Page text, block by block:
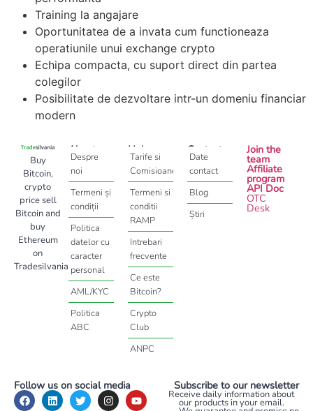
Training la angajare
Oportunitatea de a invata cum functioneaza
operatiunile unui exchange crypto
Echipa compacta, cu suport direct din partea
colegilor
Posibilitate de dezvoltare intr-un domeniu financiar
modern
Buy
Bitcoin,
crypto
price sell
Bitcoin and
buy
Ethereum
on
Tradesilvania
About
Despre
noi
Termeni și
condiții
Politica
datelor cu
caracter
personal
AML/KYC
Politica
ABC
Help
Tarife si
Comisioane
Termeni si
conditii
RAMP
Intrebari
frecvente
Ce este
Bitcoin?
Crypto
Club
ANPC
Contact
Date
contact
Blog
Știri
Join the
team
Affiliate
program
API Doc
OTC
Desk
Follow us on social media Subscribe to our newsletter
Receive daily information about
our products in your email.